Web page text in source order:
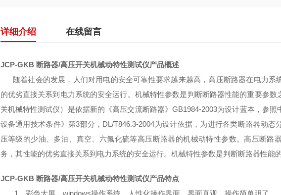
详细介绍 在线留言
JCP-GKB 断路器/高压开关机械动特性测试仪产品概述
随着社会的发展，人们对用电的安全可靠性要求越来越高，高压断路器在电力系
的优劣直接关系到电力系统的安全运行。机械特性参数是判断断路器性能的重要参
关机械特性测试仪）是依据新的《高压交流断路器》GB1984-2003为设计蓝本，参
设备通用技术条件》第3部分，DL/T846.3-2004为设计依据，为进行各类断路器动
压等级的少油、多油、真空、六氟化硫等高压断路器的机械动特性参数。高压断路
务，其性能的优劣直接关系到电力系统的安全运行。机械特性参数是判断断路器性能
JCP-GKB 断路器/高压开关机械动特性测试仪产品特点
1、彩色大屏，windows操作系统，人性化操作界面，界面直观，操作简单明了。